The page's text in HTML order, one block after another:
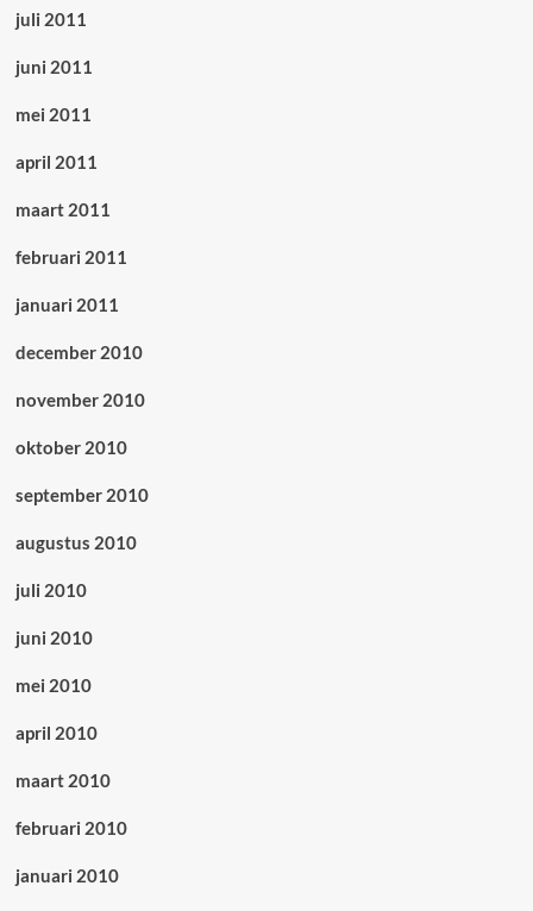
juli 2011
juni 2011
mei 2011
april 2011
maart 2011
februari 2011
januari 2011
december 2010
november 2010
oktober 2010
september 2010
augustus 2010
juli 2010
juni 2010
mei 2010
april 2010
maart 2010
februari 2010
januari 2010